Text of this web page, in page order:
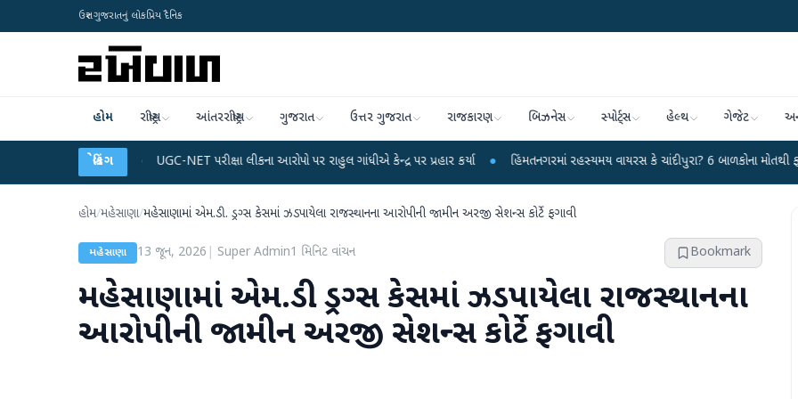
ઉત્તર ગુજરાતનું લોકપ્રિય દૈનિક
હોમ રાષ્ટ્રીય આંતરરાષ્ટ્રીય ગુજરાત ઉત્તર ગુજરાત રાજકારણ બિઝનેસ સ્પોર્ટ્સ હેલ્થ ગેજેટ
બ્રેકિંગ
UGC-NET પરીક્ષા લીકના આરોપો પર રાહુલ ગાંધીએ કેન્દ્ર પર પ્રહાર કર્યા ● હિંમતનગરમાં રહસ્યમય વાયરસ કે ચાંદીપુરા? 6 બાળકોના મોતથી ફફડાટ ●
હોમ/મહેસાણા/મહેસાણામાં એમ.ડી. ડ્રગ્સ કેસમાં ઝડપાયેલા રાજસ્થાનના આરોપીની જામીન અરજી સેશન્સ કોર્ટે ફગાવી
મહેસાણા 13 જૂન, 2026 Super Admin1 મિનિટ વાંચન Bookmark
મહેસાણામાં એમ.ડી. ડ્રગ્સ કેસમાં ઝડપાયેલા રાજસ્થાનના
આરોપીની જામીન અરજી સેશન્સ કોર્ટે ફગાવી